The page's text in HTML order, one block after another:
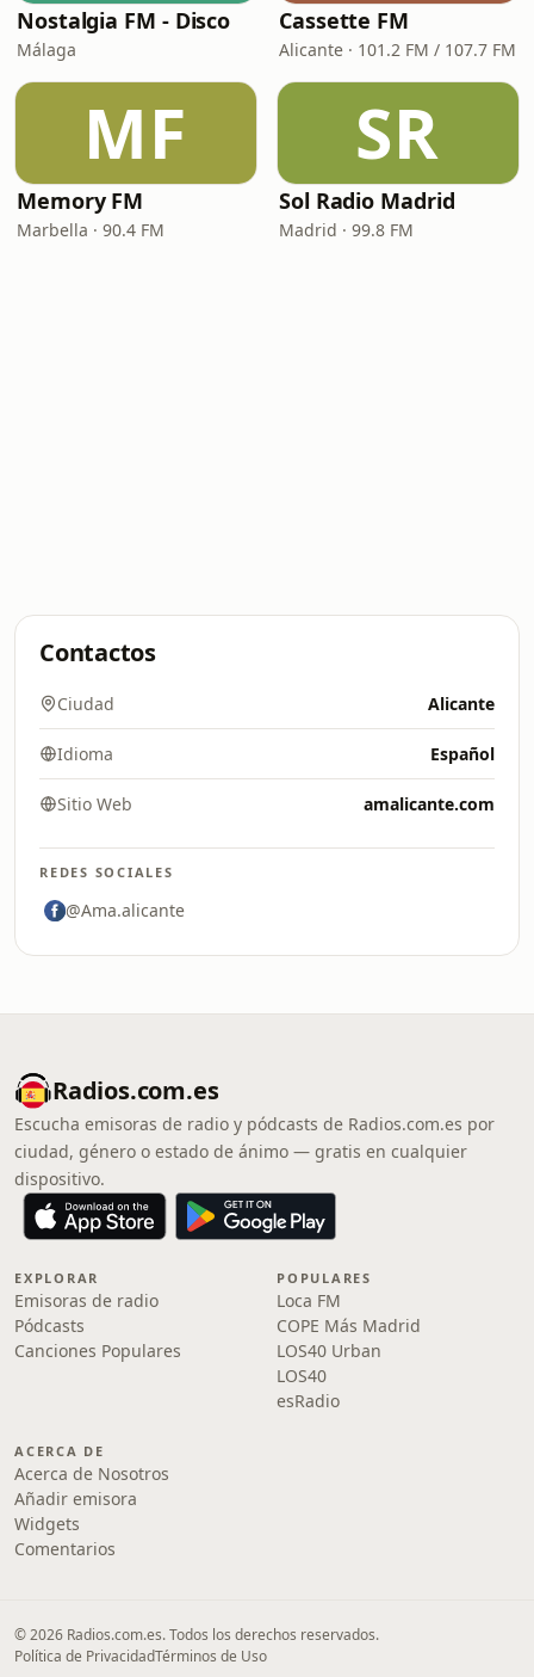
Nostalgia FM - Disco
Málaga
Cassette FM
Alicante · 101.2 FM / 107.7 FM
MF
Memory FM
Marbella · 90.4 FM
SR
Sol Radio Madrid
Madrid · 99.8 FM
Contactos
Ciudad Alicante
Idioma Español
Sitio Web amalicante.com
REDES SOCIALES
@Ama.alicante
Radios.com.es
Escucha emisoras de radio y pódcasts de Radios.com.es por
ciudad, género o estado de ánimo — gratis en cualquier
dispositivo.
EXPLORAR
Emisoras de radio
Pódcasts
Canciones Populares
POPULARES
Loca FM
COPE Más Madrid
LOS40 Urban
LOS40
esRadio
ACERCA DE
Acerca de Nosotros
Añadir emisora
Widgets
Comentarios
© 2026 Radios.com.es. Todos los derechos reservados.
Política de PrivacidadTérminos de Uso